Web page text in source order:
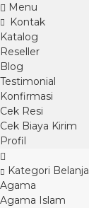
Menu
Kontak
Katalog
Reseller
Blog
Testimonial
Konfirmasi
Cek Resi
Cek Biaya Kirim
Profil
Kategori Belanja
Agama
Agama Islam